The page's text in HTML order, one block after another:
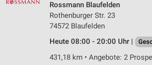
Rossmann Blaufelden
Rothenburger Str. 23
74572 Blaufelden
Heute 08:00 - 20:00 Uhr |
431,18 km • Angebote: 2